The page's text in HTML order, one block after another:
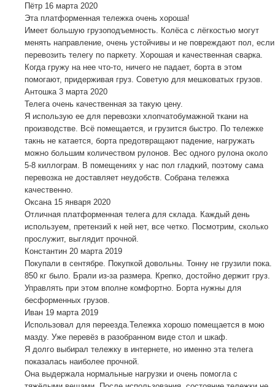
Пётр 16 марта 2020
Эта платформенная тележка очень хороша!
Имеет большую грузоподъемность. Колёса с лёгкостью могут
менять направление, очень устойчивы и не повреждают пол, если
перевозить телегу по паркету. Хорошая и качественная сварка.
Когда гружу на нее что-то, ничего не падает, борта в этом
помогают, придерживая груз. Советую для мешковатых грузов.
Антошка 3 марта 2020
Телега очень качественная за такую цену.
Я использую ее для перевозки хлопчатобумажной ткани на
производстве. Всё помещается, и грузится быстро. По тележке
такнь не катается, борта предотвращают падение, нагружать
можно большим количеством рулонов. Вес одного рулона около
5-8 киллограм. В помещениях у нас пол гладкий, поэтому сама
перевозка не доставляет неудобств. Собрана тележка
качественно.
Оксана 15 января 2020
Отличная платформенная телега для склада. Каждый день
используем, претензий к ней нет, все четко. Посмотрим, сколько
прослужит, выглядит прочной.
Константин 20 марта 2019
Покупали в сентябре. Покупкой довольны. Тонну не грузили пока.
850 кг было. Брали из-за размера. Крепко, достойно держит груз.
Управлять при этом вполне комфортно. Борта нужны для
бесформенных грузов.
Иван 19 марта 2019
Использовал для переезда.Тележка хорошо помещается в мою
мазду. Уже перевёз в разобранном виде стол и шкаф.
Я долго выбирал тележку в интернете, но именно эта телега
показалась наиболее прочной.
Она выдержала нормальные нагрузки и очень помогла с